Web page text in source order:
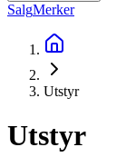
SalgMerker
Utstyr
Utstyr